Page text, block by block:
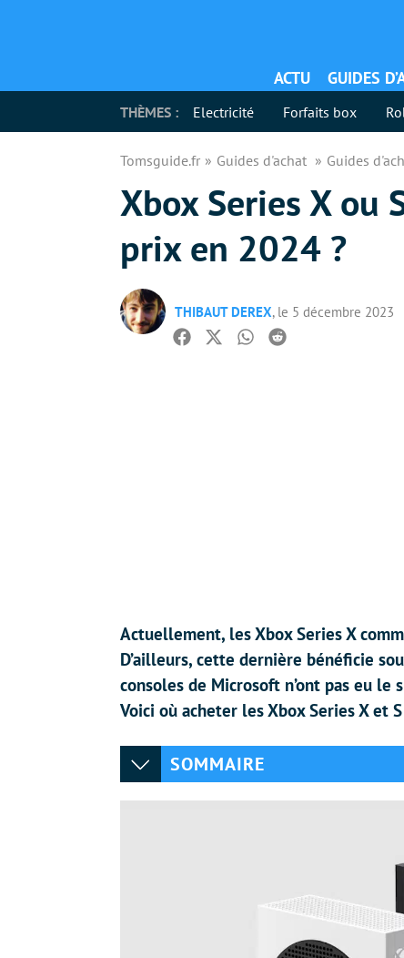
ACTU GUIDES
THÈMES : Electricité Forfaits box
Tomsguide.fr Guides d'achat Guides
Xbox Series X ou
prix en 2024 ?
THIBAUT DEREX, le 5 décembre 2023
Facebook
TwitterWhatsapp
Reddit
Actuellement, les Xbox Series X
D’ailleurs, cette dernière bénéficie
consoles de Microsoft n’ont pas eu
Voici où acheter les Xbox Series X et
SOMMAIRE